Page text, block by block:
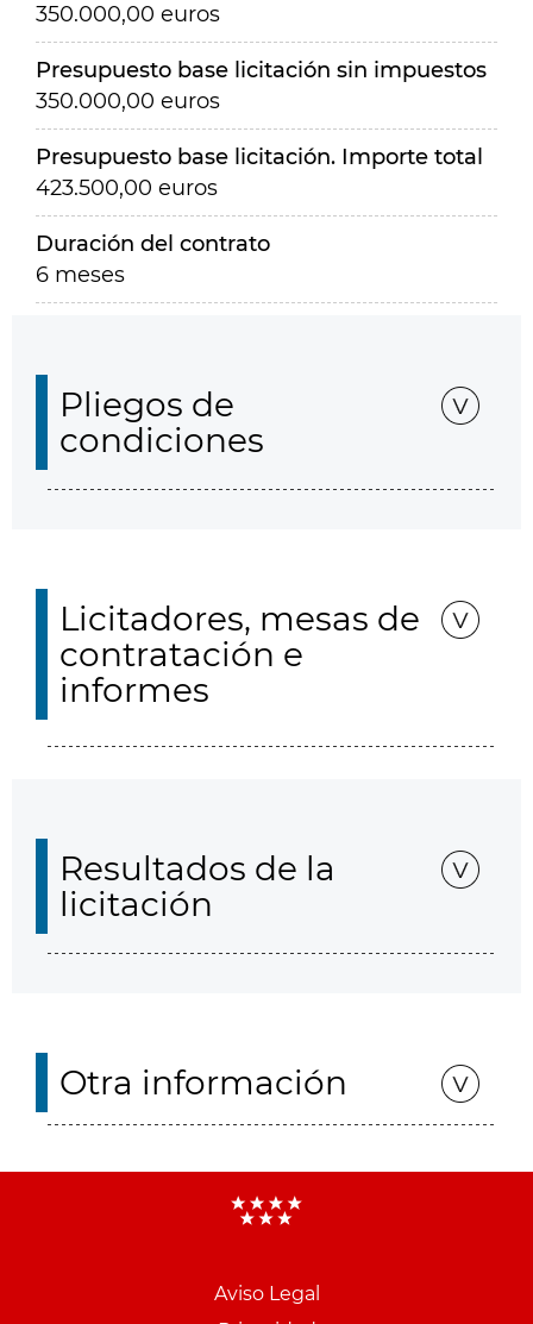
350.000,00 euros
Presupuesto base licitación sin impuestos
350.000,00 euros
Presupuesto base licitación. Importe total
423.500,00 euros
Duración del contrato
6 meses
Pliegos de
condiciones
Licitadores, mesas de
contratación e
informes
Resultados de la
licitación
Otra información
Aviso Legal